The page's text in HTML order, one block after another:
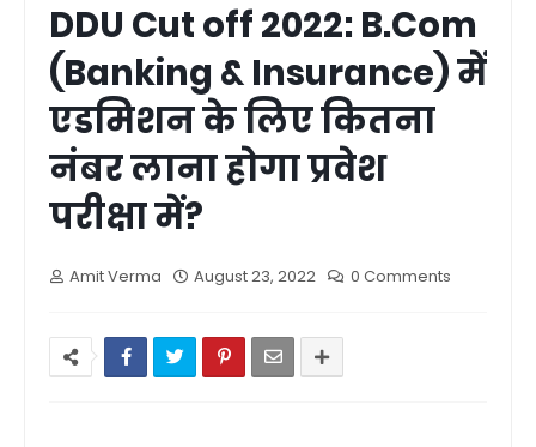
DDU Cut off 2022: B.Com
(Banking & Insurance) में
एडमिशन के लिए कितना
नंबर लाना होगा प्रवेश
परीक्षा में?
Amit Verma August 23, 2022 0 Comments